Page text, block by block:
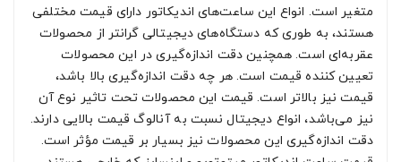
متغیر است. انواع این ساعت‌های اندیکاتور دارای قیمت مختلفی
هستند، به طوری که دستگاه‌های دیجیتالی گرانتر از محصولات
عقربه‌‌ای است. همچنین دقت اندازه‌‌گیری در این محصولات
تعیین کننده قیمت است. هر چه دقت اندازه‌‌گیری بالا باشد،
قیمت نیز بالاتر است. قیمت این محصولات تحت تاثیر نوع آن
نیز می‌باشد، انواع دیجیتال نسبت به آنالوگ قیمت بالایی دارند.
دقت اندازه‌‌گیری این محصولات نیز بسیار بر قیمت مؤثر است.